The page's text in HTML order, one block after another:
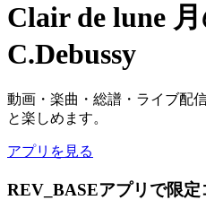
Clair de lune
C.Debussy
動画・楽曲・総譜・ライブ配
と楽しめます。
アプリを見る
REV_BASEアプリで限定